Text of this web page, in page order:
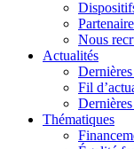
Nous
Actualités
Fil
Thématiques